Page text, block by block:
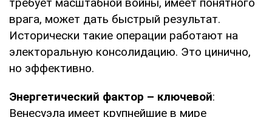
врага, может дать быстрый результат.
Исторически такие операции работают на
электоральную консолидацию. Это цинично,
но эффективно.
Энергетический фактор – ключевой:
Венесуэла имеет крупнейшие в мире